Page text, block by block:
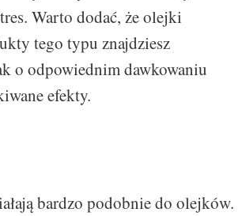
Warto dodać, że olejki
tego typu znajdziesz
o odpowiednim dawkowaniu
efekty.
bardzo podobnie do olejków.